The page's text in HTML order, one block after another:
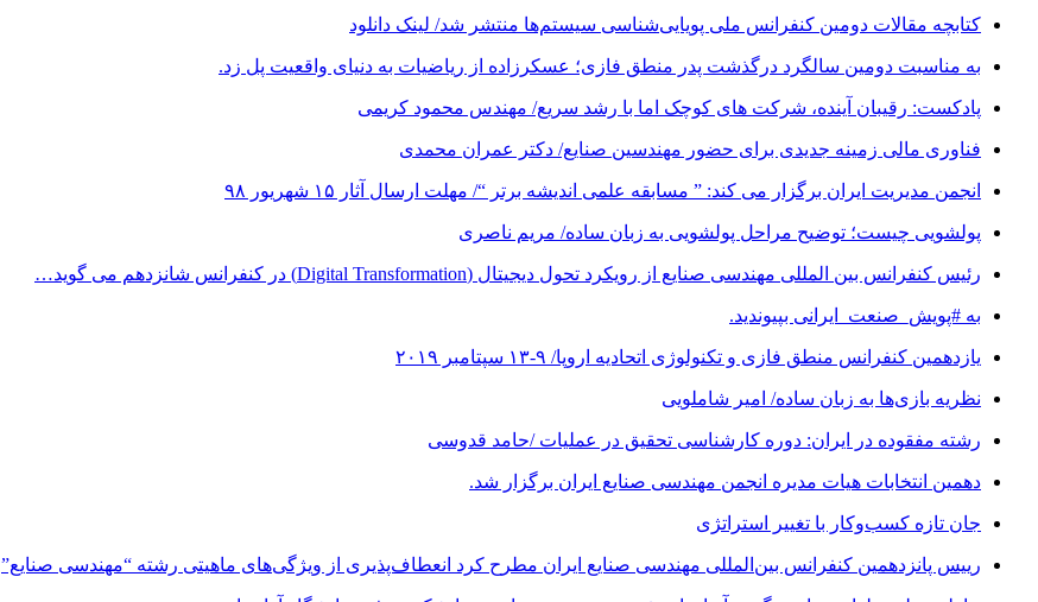
کتابچه مقالات دومین کنفرانس ملی پویایی‌شناسی سیستم‌ها منتشر شد/ لینک دانلود
به مناسبت دومین سالگرد درگذشت پدر منطق فازی؛ عسکرزاده از ریاضیات به دنیای واقعیت پل زد.
پادکست: رقیبان آینده، شرکت های کوچک اما با رشد سریع/ مهندس محمود کریمی
فناوری مالی زمینه جدیدی برای حضور مهندسین صنایع/ دکتر عمران محمدی
انجمن مدیریت ایران برگزار می کند: ” مسابقه علمی اندیشه برتر “/ مهلت ارسال آثار ۱۵ شهریور ۹۸
پولشویی چیست؛ توضیح مراحل پولشویی به زبان ساده/ مریم ناصری
رئیس کنفرانس بین المللی مهندسی صنایع از رویکرد تحول دیجیتال (Digital Transformation) در کنفرانس شانزدهم می گوید…
به #پویش_صنعت_ایرانی بپیوندید.
یازدهمین کنفرانس منطق فازی و تکنولوژی اتحادیه اروپا/ ۹-۱۳ سپتامبر ۲۰۱۹
نظریه بازی‌ها به زبان ساده/ امیر شاملویی
رشته مفقوده در ایران: دوره کارشناسی تحقیق در عملیات /حامد قدوسی
دهمین انتخابات هیات مدیره انجمن مهندسی صنایع ایران برگزار شد.
جان تازه کسب‌وکار با تغییر استراتژی
رییس پانزدهمین کنفرانس بین‌المللی مهندسی صنایع ایران مطرح کرد انعطاف‌پذیری از ویژگی‌های ماهیتی رشته “مهندسی صنایع”